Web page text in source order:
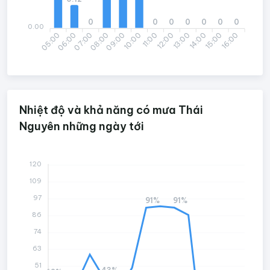
05:0006:0007:0008:0009:0010:0011:0012:0013:0014:0015:0016:00
0 0 0 0 0 0 0
0.00
Nhiệt độ và khả năng có mưa Thái
Nguyên những ngày tới
91% 91%
120
109
97
86
74
63
51